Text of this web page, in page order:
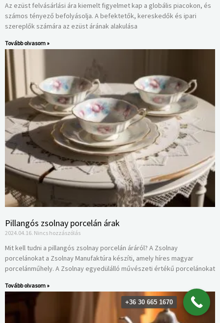
Az ezüst felvásárlási ára kiemelt figyelmet kap a globális piacokon, és
számos tényező befolyásolja. A befektetők, kereskedők és ipari
szereplők számára az ezüst árának alakulása
Tovább olvasom »
Pillangós zsolnay porcelán árak
2024.04.16. Nincs hozzászólás
Mit kell tudni a pillangós zsolnay porcelán áráról? A Zsolnay
porcelánokat a Zsolnay Manufaktúra készíti, amely híres magyar
porcelánműhely. A Zsolnay egyedülálló művészeti értékű porcelánokat
Tovább olvasom »
+36 30 665 1670